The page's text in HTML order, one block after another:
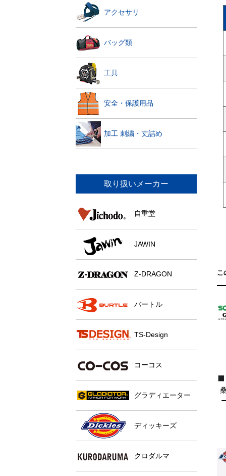
アクセサリ
バッグ類
工具
安全・保護用品
加工 刺繍・丈詰め
取り扱いメーカー
自重堂
JAWIN
Z-DRAGON
バートル
TS-Design
コーコス
グラディエーター
ディッキーズ
クロダルマ
こ